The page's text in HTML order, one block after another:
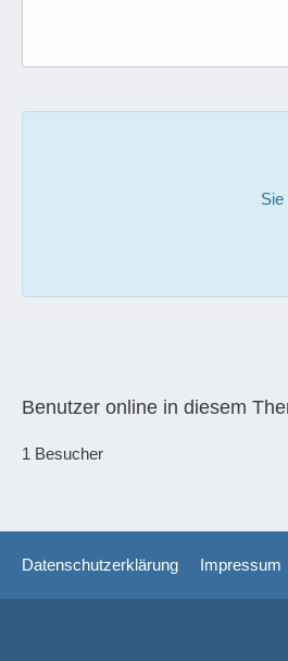
Sie
Benutzer online in diesem
1 Besucher
Datenschutzerklärung Impressum